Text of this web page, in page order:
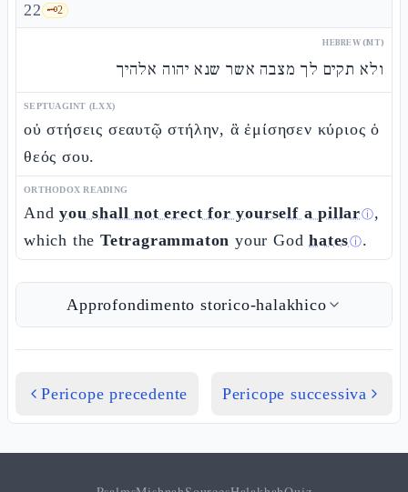
22 🗝️2
HEBREW (MT)
ולא תקים לך מצבה אשר שנא יהוה אלהיך
SEPTUAGINT (LXX)
οὐ στήσεις σεαυτῷ στήλην, ἃ ἐμίσησεν κύριος ὁ
θεός σου.
ORTHODOX READING
Andyou shall not erect for yourself a pillarⓘ,
which theTetragrammaton your Godhatesⓘ.
Approfondimento storico-halakhico
Pericope precedente Pericope successiva